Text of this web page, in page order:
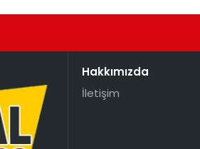
Hakkımızda
İletişim